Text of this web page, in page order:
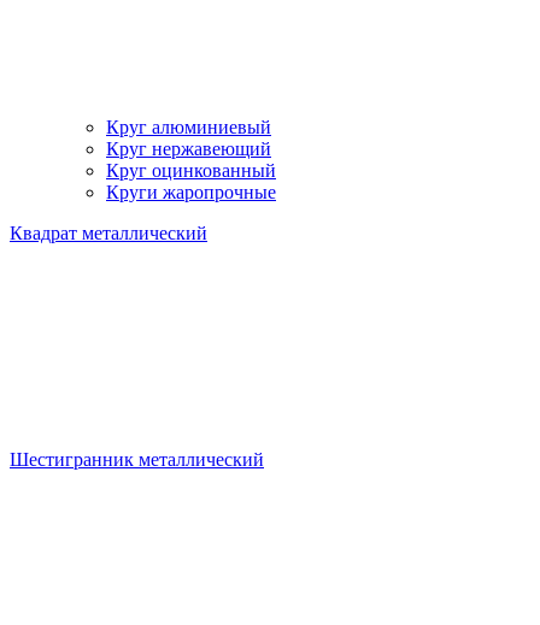
Круг алюминиевый
Круг нержавеющий
Круг оцинкованный
Круги жаропрочные
Квадрат металлический
Шестигранник металлический